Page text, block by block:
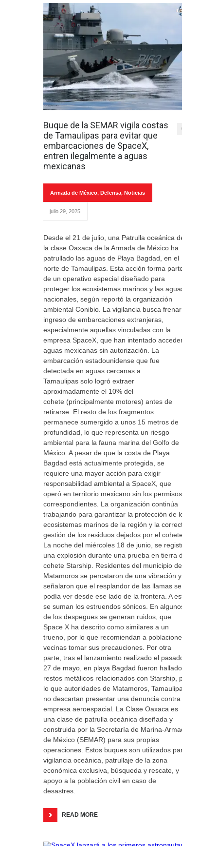
Buque de la SEMAR vigila costas
de Tamaulipas para evitar que
embarcaciones de SpaceX,
entren ilegalmente a aguas
mexicanas
0
Armada de México, Defensa, Noticias
julio 29, 2025
Desde el 21 de julio, una Patrulla oceánica de
la clase Oaxaca de la Armada de México ha
patrullado las aguas de Playa Bagdad, en el
norte de Tamaulipas. Esta acción forma parte
de un operativo especial diseñado para
proteger los ecosistemas marinos y las aguas
nacionales, según reportó la organización
ambiental Conibio. La vigilancia busca frenar el
ingreso de embarcaciones extranjeras,
especialmente aquellas vinculadas con la
empresa SpaceX, que han intentado acceder a
aguas mexicanas sin autorización. La
embarcación estadounidense que fue
detectada en aguas cercanas a
Tamaulipas solo logró extraer
aproximadamente el 10% del
cohete (principalmente motores) antes de
retirarse. El resto de los fragmentos
permanece sumergido a unos 15 metros de
profundidad, lo que representa un riesgo
ambiental para la fauna marina del Golfo de
México. A pesar de que la costa de Playa
Bagdad está actualmente protegida, se
requiere una mayor acción para exigir
responsabilidad ambiental a SpaceX, que
operó en territorio mexicano sin los permisos
correspondientes. La organización continúa
trabajando para garantizar la protección de los
ecosistemas marinos de la región y la correcta
gestión de los residuos dejados por el cohete.
La noche del miércoles 18 de junio, se registró
una explosión durante una prueba en tierra del
cohete Starship. Residentes del municipio de
Matamoros se percataron de una vibración y
señalaron que el resplandor de las llamas se
podía ver desde ese lado de la frontera. A esto
se suman los estruendos sónicos. En algunos
de los despegues se generan ruidos, que
Space X ha descrito como similares a un
trueno, por lo que recomiendan a poblaciones
vecinas tomar sus precauciones. Por otra
parte, tras el lanzamiento realizado el pasado
27 de mayo, en playa Bagdad fueron hallados
restos metálicos relacionados con Starship, por
lo que autoridades de Matamoros, Tamaulipas,
no descartan presentar una denuncia contra la
empresa aeroespacial. La Clase Oaxaca es
una clase de patrulla oceánica diseñada y
construida por la Secretaría de Marina-Armada
de México (SEMAR) para sus propias
operaciones. Estos buques son utilizados para
vigilancia oceánica, patrullaje de la zona
económica exclusiva, búsqueda y rescate, y
apoyo a la población civil en caso de
desastres.
READ MORE